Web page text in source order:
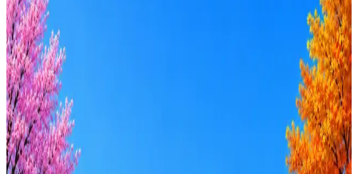
Зарплата
от 50к
от 350к
Стратегия поиска с AI: рынки, позиции, вилка, каналы
Ежедневный подбор из 600+ источников